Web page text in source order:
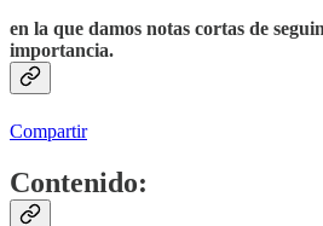
en la que damos notas cortas de
importancia.
Compartir
Contenido: